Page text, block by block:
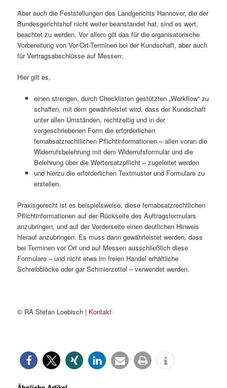
Aber auch die Feststellungen des Landgerichts Hannover, die der
Bundesgerichtshof nicht weiter beanstandet hat, sind es wert,
beachtet zu werden. Vor allem gilt das für die organisatorische
Vorbereitung von Vor-Ort-Terminen bei der Kundschaft, aber auch
für Vertragsabschlüsse auf Messen:
Hier gilt es,
einen strengen, durch Checklisten gestützten „Workflow“ zu
schaffen, mit dem gewährleistet wird, dass der Kundschaft
unter allen Umständen, rechtzeitig und in der
vorgeschriebenen Form die erforderlichen
fernabsatzrechtlichen Pflichtinformationen – allen voran die
Widerrufsbelehrung mit dem Widerrufsformular und die
Belehrung über die Wertersatzpflicht – zugeleitet werden
und hierzu die erforderlichen Textmuster und Formulare zu
erstellen.
Praxisgerecht ist es beispielsweise, diese fernabsatzrechtlichen
Pflichtinformationen auf der Rückseite des Auftragsformulars
anzubringen, und auf der Vorderseite einen deutlichen Hinweis
hierauf anzubringen. Es muss dann gewährleistet werden, dass
bei Terminen vor Ort und auf Messen ausschließlich diese
Formulare – und nicht etwa im freien Handel erhältliche
Schreibblöcke oder gar Schmierzettel – verwendet werden.
© RA Stefan Loebisch | Kontakt